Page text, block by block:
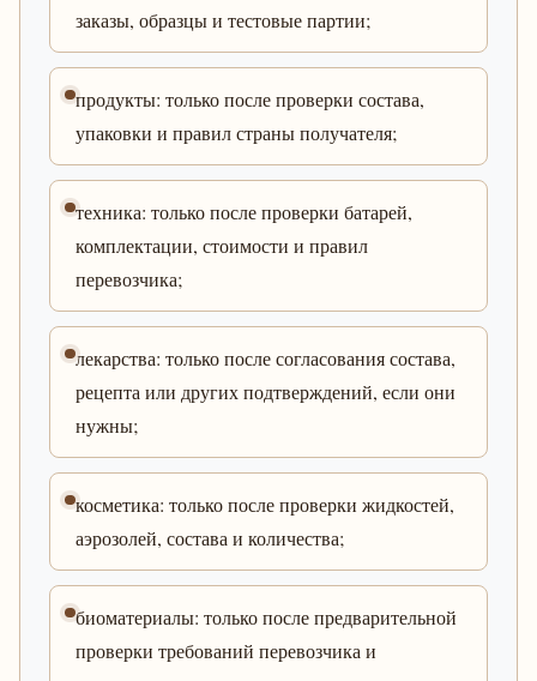
заказы, образцы и тестовые партии;
продукты: только после проверки состава,
упаковки и правил страны получателя;
техника: только после проверки батарей,
комплектации, стоимости и правил
перевозчика;
лекарства: только после согласования состава,
рецепта или других подтверждений, если они
нужны;
косметика: только после проверки жидкостей,
аэрозолей, состава и количества;
биоматериалы: только после предварительной
проверки требований перевозчика и